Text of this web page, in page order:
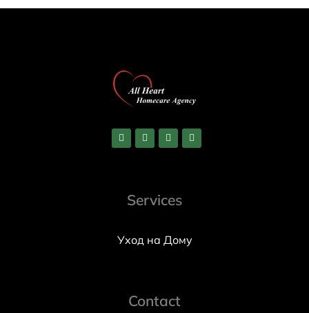
Services
Уход на Дому
Contact